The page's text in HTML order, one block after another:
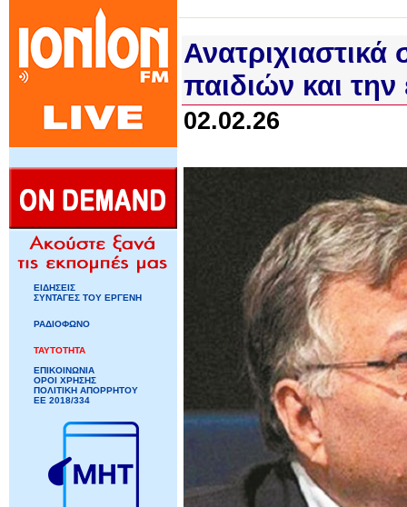
ΕΙΔΗΣΕΙΣ
ΣΥΝΤΑΓΕΣ ΤΟΥ ΕΡΓΕΝΗ
ΡΑΔΙΟΦΩΝΟ
ΤΑΥΤΟΤΗΤΑ
ΕΠΙΚΟΙΝΩΝΙΑ
ΟΡΟΙ ΧΡΗΣΗΣ
ΠΟΛΙΤΙΚΗ ΑΠΟΡΡΗΤΟΥ
ΕΕ 2018/334
Ανατριχιαστικά
παιδιών και
02.02.26